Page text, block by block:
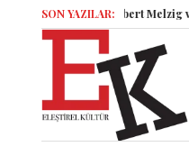
SON YAZILAR:
Herbert Melzig ve Atatürk